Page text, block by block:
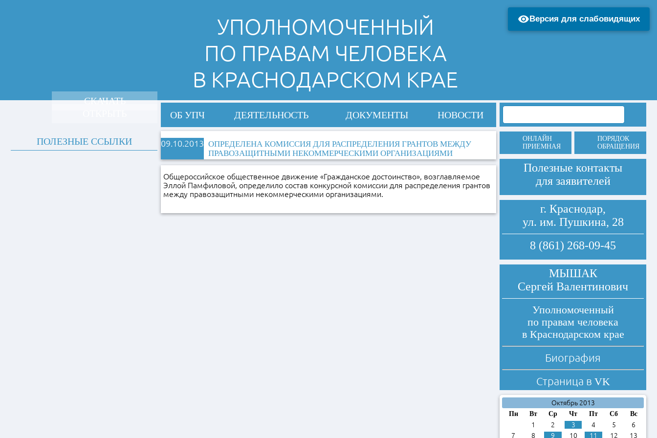
УПОЛНОМОЧЕННЫЙ
ПО ПРАВАМ ЧЕЛОВЕКА
В КРАСНОДАРСКОМ КРАЕ
ОБ УПЧ ДЕЯТЕЛЬНОСТЬ ДОКУМЕНТЫ НОВОСТИ
09.10.2013 ОПРЕДЕЛЕНА КОМИССИЯ ДЛЯ РАСПРЕДЕЛЕНИЯ ГРАНТОВ МЕЖДУ
ПРАВОЗАЩИТНЫМИ НЕКОММЕРЧЕСКИМИ ОРГАНИЗАЦИЯМИ
Общероссийское общественное движение «Гражданское достоинство», возглавляемое
Эллой Памфиловой, определило состав конкурсной комиссии для распределения грантов
между правозащитными некоммерческими организациями.
СКАЧАТЬ
ПОЛЕЗНЫЕ ССЫЛКИ
ОНЛАЙН
ПРИЕМНАЯ
ПОРЯДОК
ОБРАЩЕНИЯ
Полезные контакты
для заявителей
г. Краснодар,
ул. им. Пушкина, 28
8 (861) 268-09-45
МЫШАК
Сергей Валентинович
Уполномоченный
по правам человека
в Краснодарском крае
Биография
Страница в VK
Октябрь 2013
Пн Вт Ср Чт Пт Сб Вс
1 2 3 4 5
6
7
8 9 10 11 12 13
Версия для слабовидящих